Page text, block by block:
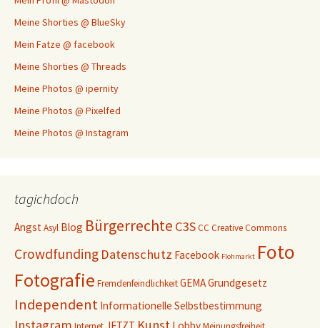
Meine Shorties @ BlueSky
Mein Fatze @ facebook
Meine Shorties @ Threads
Meine Photos @ ipernity
Meine Photos @ Pixelfed
Meine Photos @ Instagram
tagichdoch
AngstAsyl Blog Bürgerrechte C3SCC Creative Commons
Crowdfunding Datenschutz Facebook Flohmarkt Foto
Fotografie FremdenfeindlichkeitGEMAGrundgesetz
Independent Informationelle Selbstbestimmung